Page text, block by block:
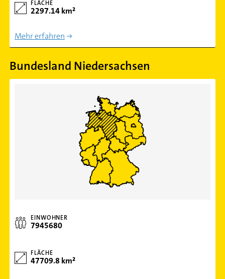
FLÄCHE
2297.14 km²
Mehr erfahren
Bundesland Niedersachsen
EINWOHNER
7945680
FLÄCHE
47709.8 km²